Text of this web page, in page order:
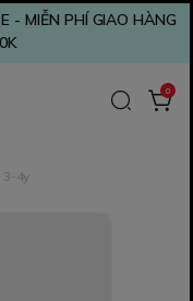
- MIỄN PHÍ GIAO HÀNG
0
4y